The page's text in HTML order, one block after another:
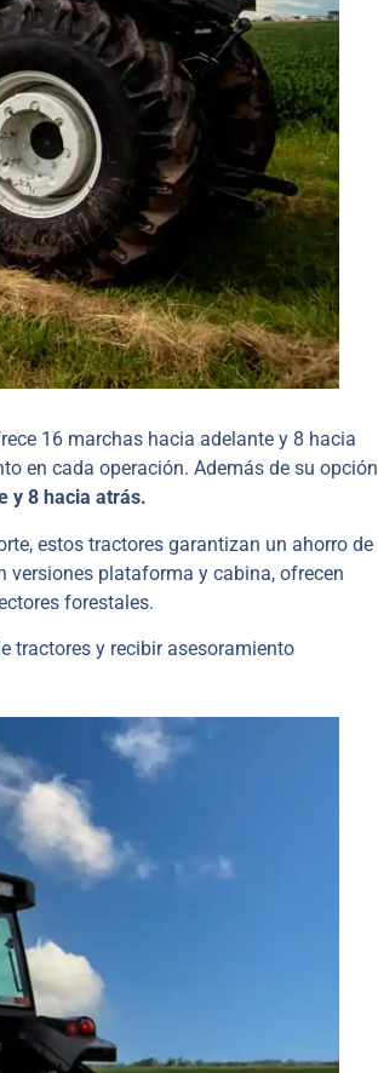
16 marchas hacia adelante y 8 hacia
en cada operación. Además de su opción
y 8 hacia atrás.
estos tractores garantizan un ahorro de
versiones plataforma y cabina, ofrecen
forestales.
tractores y recibir asesoramiento